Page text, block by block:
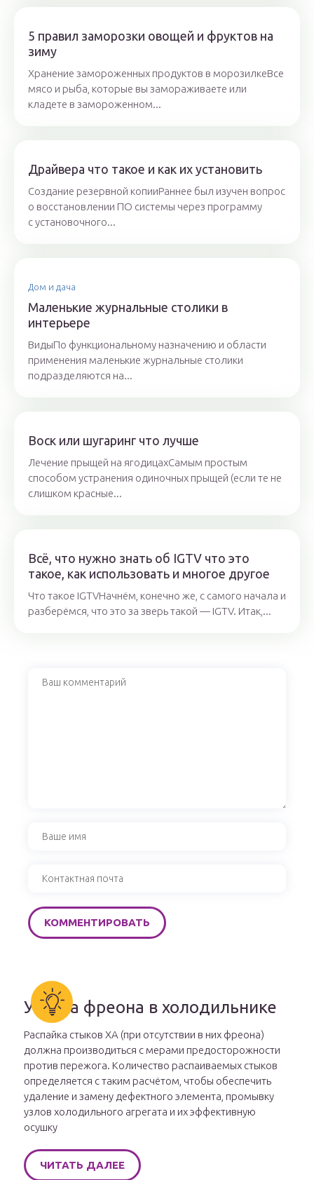
5 правил заморозки овощей и фруктов на
зиму
Хранение замороженных продуктов в морозилкеВсе
мясо и рыба, которые вы замораживаете или
кладете в замороженном...
Драйвера что такое и как их установить
Создание резервной копииРаннее был изучен вопрос
о восстановлении ПО системы через программу
с установочного...
Дом и дача
Маленькие журнальные столики в
интерьере
ВидыПо функциональному назначению и области
применения маленькие журнальные столики
подразделяются на...
Воск или шугаринг что лучше
Лечение прыщей на ягодицахСамым простым
способом устранения одиночных прыщей (если те не
слишком красные...
Всё, что нужно знать об IGTV что это
такое, как использовать и многое другое
Что такое IGTVНачнём, конечно же, с самого начала и
разберёмся, что это за зверь такой — IGTV. Итак,...
Утечка фреона в холодильнике
Распайка стыков ХА (при отсутствии в них фреона)
должна производиться с мерами предосторожности
против пережога. Количество распаиваемых стыков
определяется с таким расчётом, чтобы обеспечить
удаление и замену дефектного элемента, промывку
узлов холодильного агрегата и их эффективную
осушку
ЧИТАТЬ ДАЛЕЕ